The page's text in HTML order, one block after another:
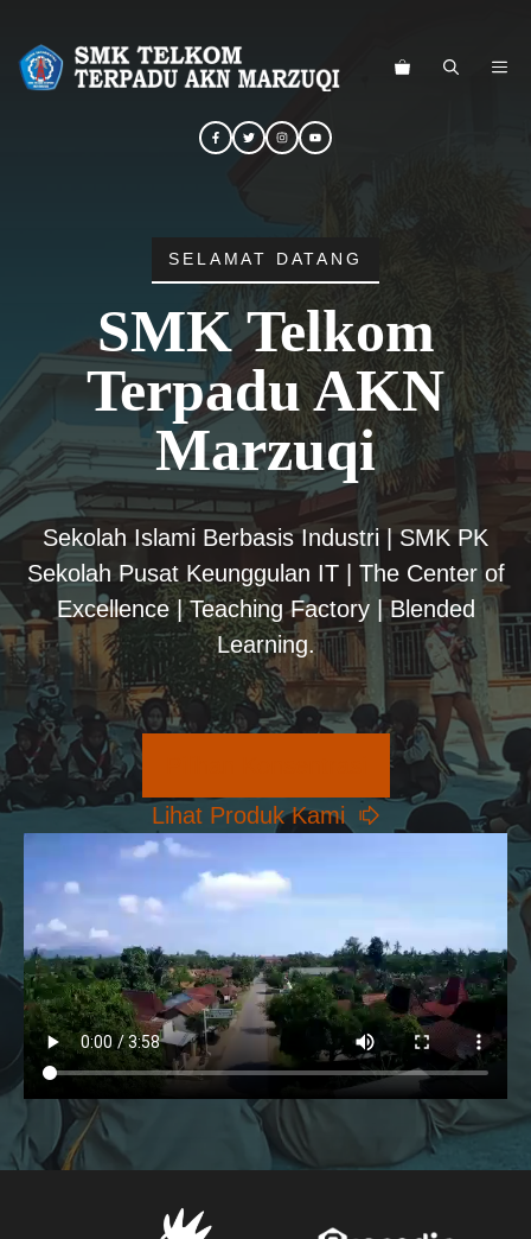
SELAMAT DATANG
SMK Telkom
Terpadu AKN
Marzuqi
Sekolah Islami Berbasis Industri | SMK PK
Sekolah Pusat Keunggulan IT | The Center of
Excellence | Teaching Factory | Blended
Learning.
Lihat Produk Kami